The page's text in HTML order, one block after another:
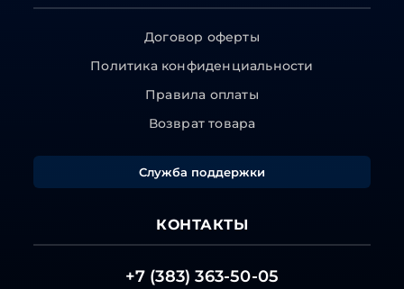
Договор оферты
Политика конфиденциальности
Правила оплаты
Возврат товара
Служба поддержки
КОНТАКТЫ
+7 (383) 363-50-05